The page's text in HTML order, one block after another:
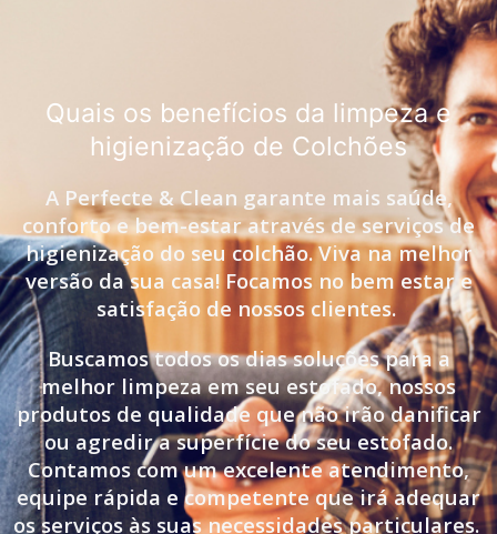
Quais os benefícios da limpeza e
higienização de Colchões
A Perfecte & Clean garante mais saúde,
conforto e bem-estar através de serviços de
higienização do seu colchão. Viva na melhor
versão da sua casa! Focamos no bem estar e
satisfação de nossos clientes.
Buscamos todos os dias soluções para a
melhor limpeza em seu estofado, nossos
produtos de qualidade que não irão danificar
ou agredir a superfície do seu estofado.
Contamos com um excelente atendimento,
equipe rápida e competente que irá adequar
os serviços às suas necessidades particulares.